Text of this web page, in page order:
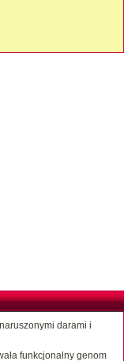
darami i
funkcjonalny genom